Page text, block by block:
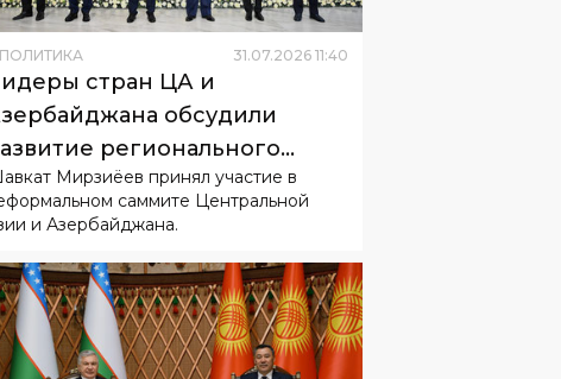
обсудили
регионального
Мирзиёев принял участие в
саммите Центральной
и Азербайджана.